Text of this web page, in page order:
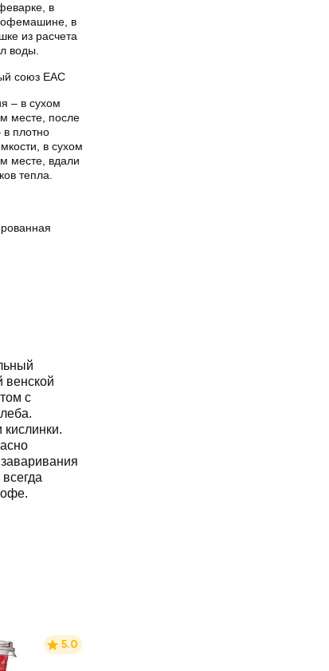
в
в
из расчета
воды.
союз EAC
– в сухом
месте, после
в плотно
в сухом
месте, вдали
тепла.
венской
с
5.0